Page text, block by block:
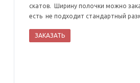
скатов. Ширину полочки можно
есть не подходит стандартный
ЗАКАЗАТЬ